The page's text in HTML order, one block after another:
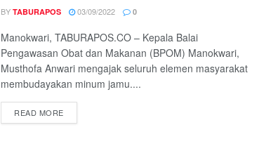
BY TABURAPOS 03/09/2022 0
Manokwari, TABURAPOS.CO – Kepala Balai
Pengawasan Obat dan Makanan (BPOM) Manokwari,
Musthofa Anwari mengajak seluruh elemen masyarakat
membudayakan minum jamu....
READ MORE